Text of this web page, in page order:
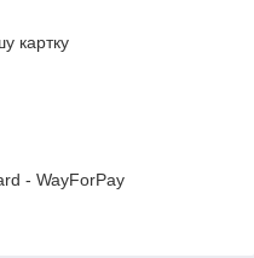
картку
- WayForPay